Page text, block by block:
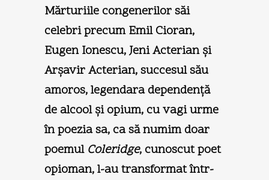
Mărturiile congenerilor săi
celebri precum Emil Cioran,
Eugen Ionescu, Jeni Acterian şi
Arşavir Acterian, succesul său
amoros, legendara dependenţă
de alcool şi opium, cu vagi urme
în poezia sa, ca să numim doar
poemul Coleridge, cunoscut poet
opioman, l-au transformat într-